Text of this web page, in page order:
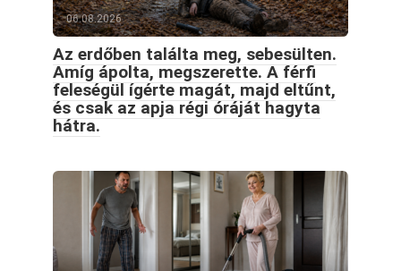
06.08.2026
Az erdőben találta meg, sebesülten.
Amíg ápolta, megszerette. A férfi
feleségül ígérte magát, majd eltűnt,
és csak az apja régi óráját hagyta
hátra.